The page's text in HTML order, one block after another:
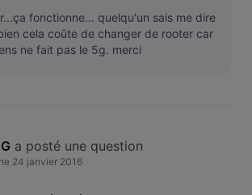
fonctionne... quelqu'un sais me dire
cela coûte de changer de rooter car
ne fait pas le 5g. merci
a posté une question
24 janvier 2016